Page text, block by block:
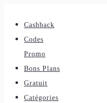
Cashback
Codes
Promo
Bons Plans
Gratuit
Catégories